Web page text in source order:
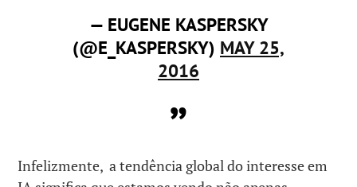
— EUGENE KASPERSKY
(@E_KASPERSKY) MAY 25,
2016
Infelizmente, a tendência global do interesse em